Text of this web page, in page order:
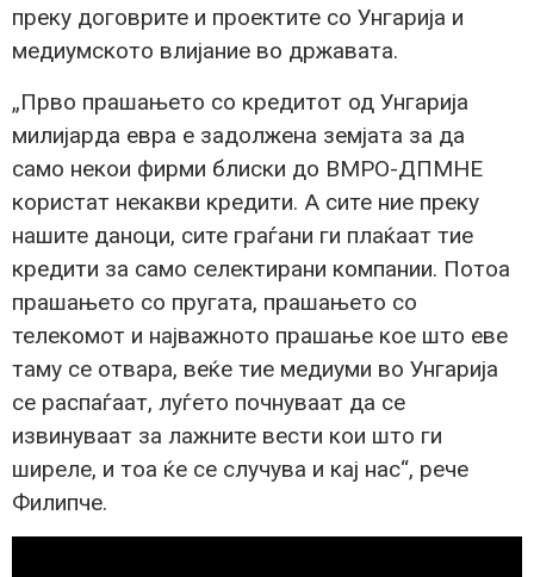
преку договрите и проектите со Унгарија и
медиумското влијание во државата.
„Прво прашањето со кредитот од Унгарија
милијарда евра е задолжена земјата за да
само некои фирми блиски до ВМРО-ДПМНЕ
користат некакви кредити. А сите ние преку
нашите даноци, сите граѓани ги плаќаат тие
кредити за само селектирани компании. Потоа
прашањето со пругата, прашањето со
телекомот и најважното прашање кое што еве
таму се отвара, веќе тие медиуми во Унгарија
се распаѓаат, луѓето почнуваат да се
извинуваат за лажните вести кои што ги
ширеле, и тоа ќе се случува и кај нас“, рече
Филипче.